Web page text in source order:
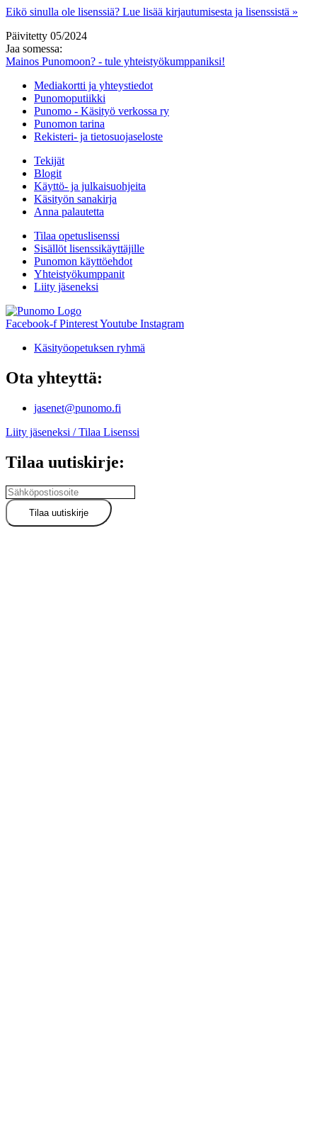
Eikö sinulla ole lisenssiä? Lue lisää kirjautumisesta ja lisenssistä »
Päivitetty 05/2024
Jaa somessa:
Mainos Punomoon? - tule yhteistyökumppaniksi!
Mediakortti ja yhteystiedot
Punomoputiikki
Punomo - Käsityö verkossa ry
Punomon tarina
Rekisteri- ja tietosuojaseloste
Tekijät
Blogit
Käyttö- ja julkaisuohjeita
Käsityön sanakirja
Anna palautetta
Tilaa opetuslisenssi
Sisällöt lisenssikäyttäjille
Punomon käyttöehdot
Yhteistyökumppanit
Liity jäseneksi
Facebook-f PinterestYoutube Instagram
Käsityöopetuksen ryhmä
Ota yhteyttä:
jasenet@punomo.fi
Liity jäseneksi / Tilaa Lisenssi
Tilaa uutiskirje: